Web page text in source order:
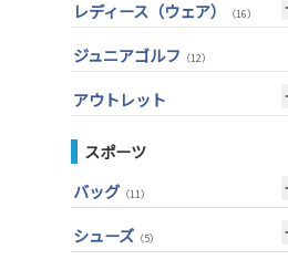
ベルト（33）
サングラス（73）
その他（42）
シャフト
グリップ
アイアンセット(左用) （6）
アイアン単品(左用)
ウェッジ(左用)
USモデル
ユーティリティー(女性用)（24）
アイアンセット(女性用)
アイアン単品(女性用)
チッパー(女性用)（2）
USモデル
レディース（ウェア） （16）
トップス（5）
グローブ
その他（2）
ジュニアゴルフ （12）
アウトレット
フェアウェイウッド
ユーティリティー
スポーツ
バッグ （11）
メンズ
シューズ （5）